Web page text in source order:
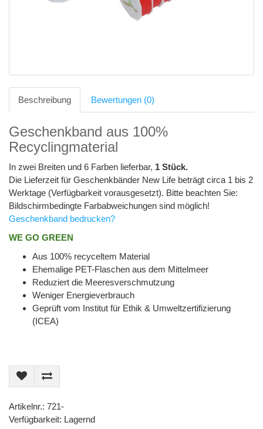
Beschreibung Bewertungen (0)
Geschenkband aus 100%
Recyclingmaterial
In zwei Breiten und 6 Farben lieferbar, 1 Stück.
Die Lieferzeit für Geschenkbänder New Life beträgt circa 1 bis 2
Werktage (Verfügbarkeit vorausgesetzt). Bitte beachten Sie:
Bildschirmbedingte Farbabweichungen sind möglich!
Geschenkband bedrucken?
WE GO GREEN
Aus 100% recyceltem Material
Ehemalige PET-Flaschen aus dem Mittelmeer
Reduziert die Meeresverschmutzung
Weniger Energieverbrauch
Geprüft vom Institut für Ethik & Umweltzertifizierung
(ICEA)
Artikelnr.: 721-
Verfügbarkeit: Lagernd